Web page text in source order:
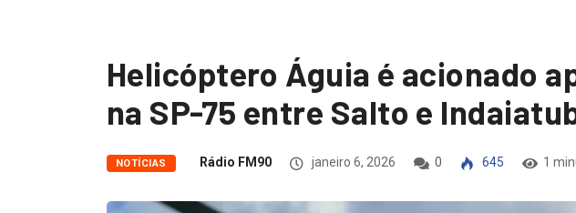
Helicóptero Águia é acionado
na SP-75 entre Salto e
NOTÍCIAS Rádio FM90 janeiro 6, 2026 0 645 1